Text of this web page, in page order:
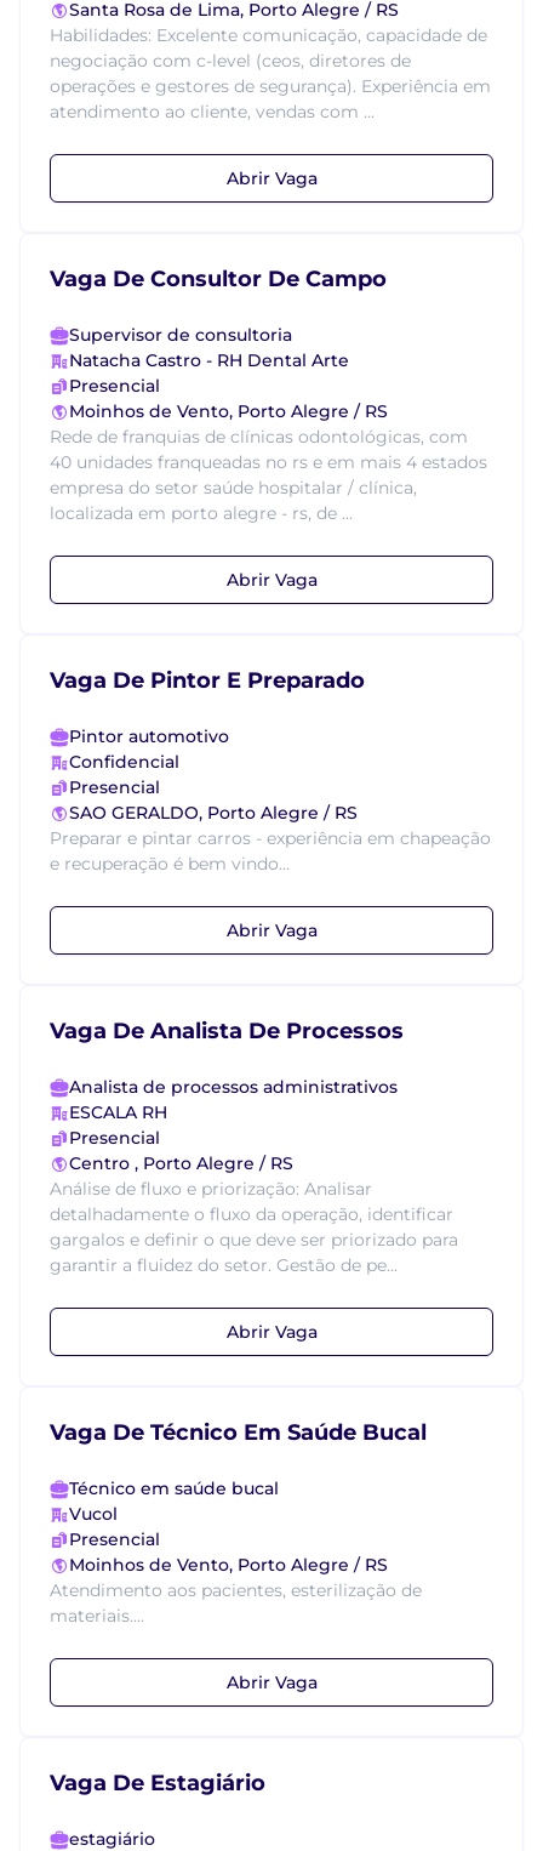
Santa Rosa de Lima, Porto Alegre / RS
Habilidades: Excelente comunicação, capacidade de
negociação com c-level (ceos, diretores de
operações e gestores de segurança). Experiência em
atendimento ao cliente, vendas com ...
Abrir Vaga
Vaga De Consultor De Campo
Supervisor de consultoria
Natacha Castro - RH Dental Arte
Presencial
Moinhos de Vento, Porto Alegre / RS
Rede de franquias de clínicas odontológicas, com
40 unidades franqueadas no rs e em mais 4 estados
empresa do setor saúde hospitalar / clínica,
localizada em porto alegre - rs, de ...
Abrir Vaga
Vaga De Pintor E Preparado
Pintor automotivo
Confidencial
Presencial
SAO GERALDO, Porto Alegre / RS
Preparar e pintar carros - experiência em chapeação
e recuperação é bem vindo...
Abrir Vaga
Vaga De Analista De Processos
Analista de processos administrativos
ESCALA RH
Presencial
Centro , Porto Alegre / RS
Análise de fluxo e priorização: Analisar
detalhadamente o fluxo da operação, identificar
gargalos e definir o que deve ser priorizado para
garantir a fluidez do setor. Gestão de pe...
Abrir Vaga
Vaga De Técnico Em Saúde Bucal
Técnico em saúde bucal
Vucol
Presencial
Moinhos de Vento, Porto Alegre / RS
Atendimento aos pacientes, esterilização de
materiais....
Abrir Vaga
Vaga De Estagiário
estagiário